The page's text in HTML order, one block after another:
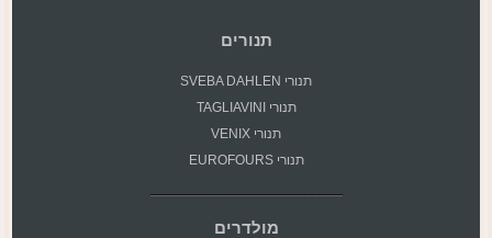
תנורים
תנורי SVEBA DAHLEN
תנורי TAGLIAVINI
תנורי VENIX
תנורי EUROFOURS
מולדרים